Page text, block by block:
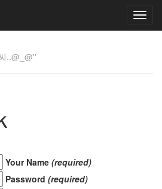
..@_@''
Your Name (required)
Password (required)